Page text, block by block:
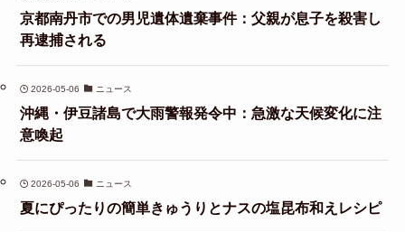
京都南丹市での男児遺体遺棄事件：父親が息子を殺害し
再逮捕される
2026-05-06 ニュース
沖縄・伊豆諸島で大雨警報発令中：急激な天候変化に注
意喚起
2026-05-06 ニュース
夏にぴったりの簡単きゅうりとナスの塩昆布和えレシピ